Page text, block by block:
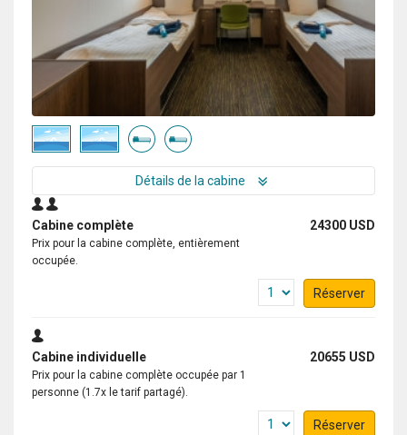
Détails de la cabine
Cabine complète 24300 USD
Prix pour la cabine complète, entièrement
occupée.
Réserver
Cabine individuelle 20655 USD
Prix pour la cabine complète occupée par 1
personne (1.7x le tarif partagé).
Réserver